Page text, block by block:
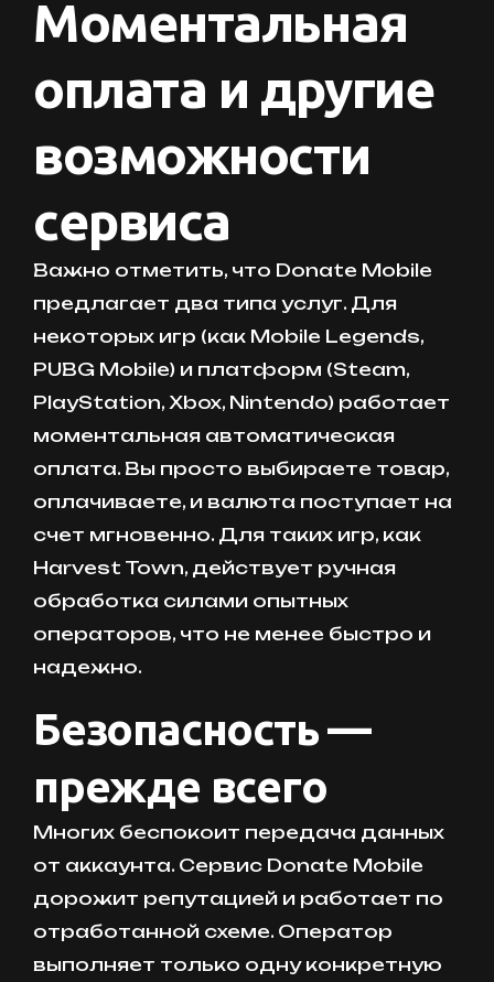
Моментальная
оплата и другие
возможности
сервиса
Важно отметить, что Donate Mobile
предлагает два типа услуг. Для
некоторых игр (как Mobile Legends,
PUBG Mobile) и платформ (Steam,
PlayStation, Xbox, Nintendo) работает
моментальная автоматическая
оплата. Вы просто выбираете товар,
оплачиваете, и валюта поступает на
счет мгновенно. Для таких игр, как
Harvest Town, действует ручная
обработка силами опытных
операторов, что не менее быстро и
надежно.
Безопасность —
прежде всего
Многих беспокоит передача данных
от аккаунта. Сервис Donate Mobile
дорожит репутацией и работает по
отработанной схеме. Оператор
выполняет только одну конкретную